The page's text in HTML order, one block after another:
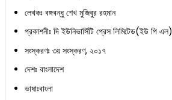
লেখকঃ বঙ্গবন্ধু শেখ মুজিবুর রহমান
প্রকাশনীঃ দি ইউনিভার্সিটি প্রেস লিমিটেড(ইউ পি এল)
সংস্করণঃ ৩য় সংস্করণ, ২০১৭
দেশঃ বাংলাদেশ
ভাষাঃবাংলা